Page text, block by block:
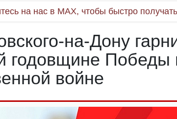
на нас в MAX, чтобы быстро
на-Дону
годовщине Победы
войне